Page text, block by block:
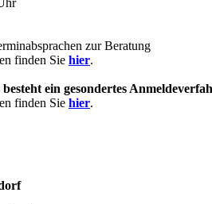
zur Beratung
finden Sie hier.
ein gesondertes
finden Sie hier.